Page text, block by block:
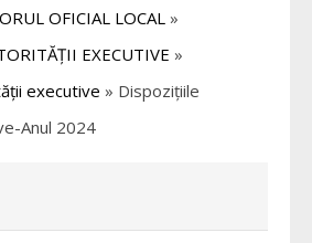
OFICIAL LOCAL »
EXECUTIVE »
executive » Dispozițiile
Anul 2024